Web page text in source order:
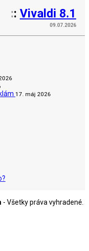
:: Vivaldi 8.1
09.07.2026
17. máj 2026
- Všetky práva vyhradené.